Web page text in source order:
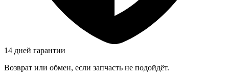
14 дней гарантии
Возврат или обмен, если запчасть не подойдёт.